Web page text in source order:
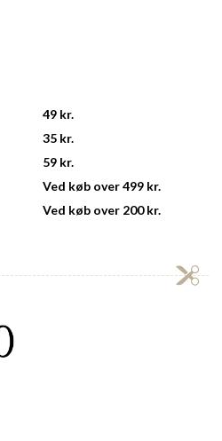
49 kr.
35 kr.
59 kr.
Ved køb over 499 kr.
Ved køb over 200 kr.